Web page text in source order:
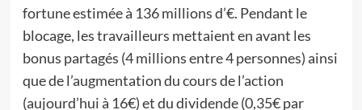
fortune estimée à 136 millions d’€. Pendant le
blocage, les travailleurs mettaient en avant les
bonus partagés (4 millions entre 4 personnes) ainsi
que de l’augmentation du cours de l’action
(aujourd’hui à 16€) et du dividende (0,35€ par